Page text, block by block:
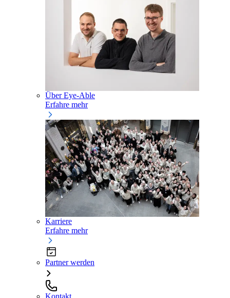
Über Eye-Able
Erfahre mehr
Karriere
Erfahre mehr
Partner werden
Kontakt